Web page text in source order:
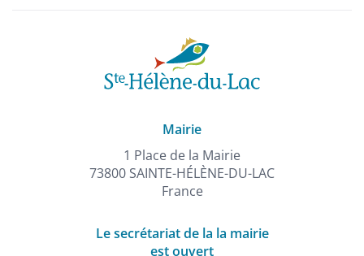
Mairie
1 Place de la Mairie
73800 SAINTE-HÉLÈNE-DU-LAC
France
Le secrétariat de la la mairie
est ouvert